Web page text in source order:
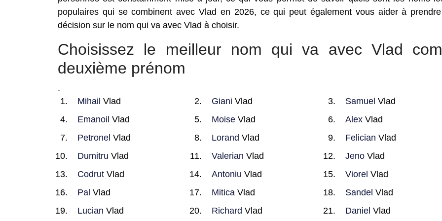
populaires qui se combinent avec Vlad en 2026, ce qui peut également vous aider à
décision sur le nom qui va avec Vlad à choisir.
Choisissez le meilleur nom qui va avec Vlad
deuxième prénom
.
Mihail Vlad Giani Vlad Samuel Vlad
Emanoil Vlad MoiseVlad Alex Vlad
Petronel Vlad Lorand Vlad Felician Vlad
Dumitru Vlad Valerian Vlad Jeno Vlad
Codrut Vlad Antoniu Vlad Viorel Vlad
Pal Vlad MiticaVlad Sandel Vlad
Lucian Vlad Richard Vlad Daniel Vlad